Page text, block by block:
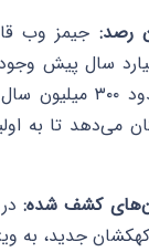
جیمز وب
که ۱۳.۵ میلیارد سال
که کیهان تنها
می‌دهد تا به
جدید، به